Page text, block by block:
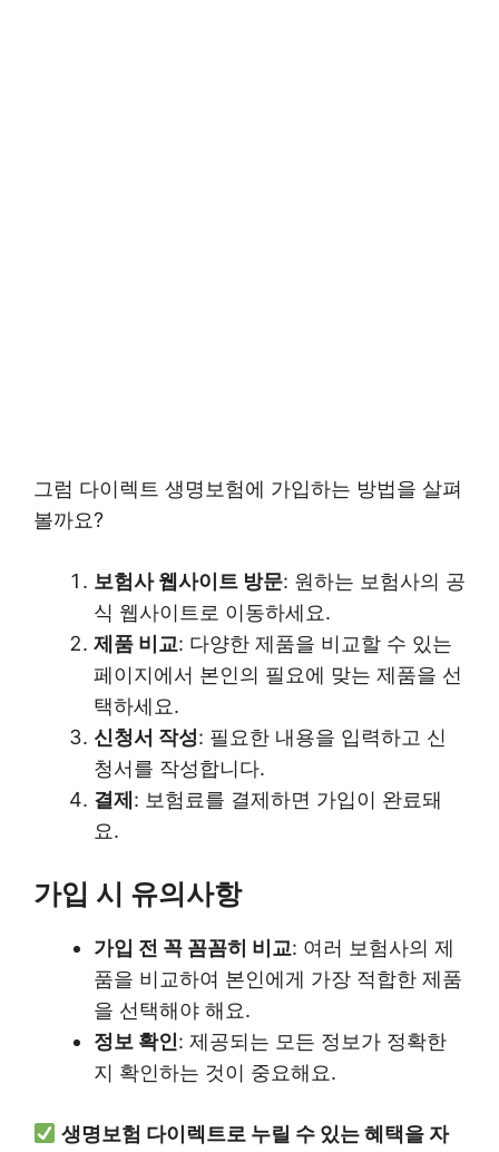
그럼 다이렉트 생명보험에 가입하는 방법을 살펴
볼까요?
보험사 웹사이트 방문: 원하는 보험사의 공
식 웹사이트로 이동하세요.
제품 비교: 다양한 제품을 비교할 수 있는
페이지에서 본인의 필요에 맞는 제품을 선
택하세요.
신청서 작성: 필요한 내용을 입력하고 신
청서를 작성합니다.
결제 : 보험료를 결제하면 가입이 완료돼
요.
가입 시 유의사항
가입 전 꼭 꼼꼼히 비교: 여러 보험사의 제
품을 비교하여 본인에게 가장 적합한 제품
을 선택해야 해요.
정보 확인: 제공되는 모든 정보가 정확한
지 확인하는 것이 중요해요.
생명보험 다이렉트로 누릴 수 있는 혜택을 자